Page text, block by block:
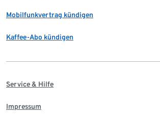
Mobilfunkvertrag kündigen
Kaffee-Abo kündigen
Service & Hilfe
Impressum